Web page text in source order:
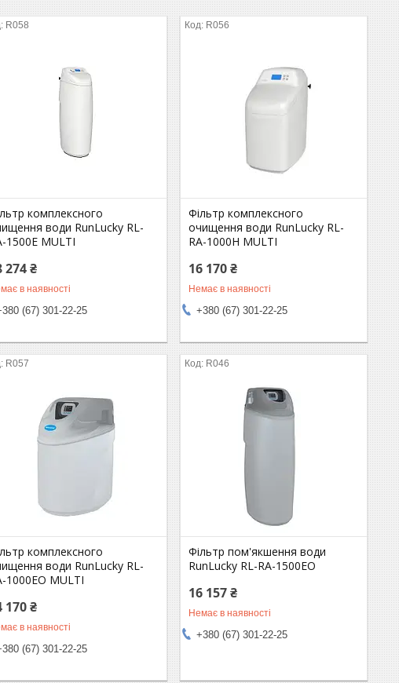
R058
комплексного
води RunLucky RL-
1500E MULTI
274 ₴
в наявності
(67) 301-22-25
R056
Фільтр комплексного
очищення води RunLucky RL-
RA-1000Н MULTI
16 170 ₴
Немає в наявності
+380 (67) 301-22-25
R057
комплексного
води RunLucky RL-
1000ЕO MULTI
170 ₴
в наявності
(67) 301-22-25
R046
Фільтр пом'якшення води
RunLucky RL-RA-1500EO
16 157 ₴
Немає в наявності
+380 (67) 301-22-25